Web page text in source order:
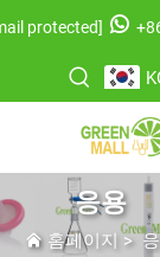
protected]
응용
홈페이지 >